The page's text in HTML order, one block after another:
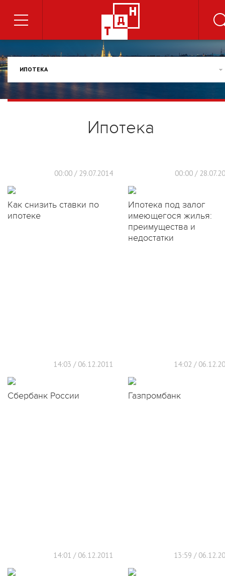
ИПОТЕКА
Ипотека
00:00 / 29.07.2014
Как снизить ставки по
ипотеке
00:00 /
Ипотека под залог
имеющегося жилья:
преимущества и
недостатки
14:03 / 06.12.2011
Сбербанк России
14:02 /
Газпромбанк
14:01 / 06.12.2011 13:59 /